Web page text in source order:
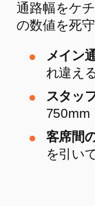
通路幅をケ
の数値を死
メイン
れ違え
スタッ
750mm
客席間
を引い